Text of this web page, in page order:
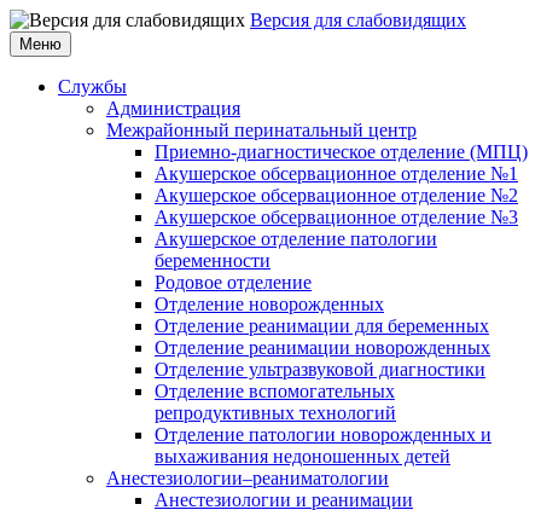
Версия для слабовидящих
Меню
Службы
Администрация
Межрайонный перинатальный центр
Приемно-диагностическое отделение (МПЦ)
Акушерское обсервационное отделение №1
Акушерское обсервационное отделение №2
Акушерское обсервационное отделение №3
Акушерское отделение патологии
беременности
Родовое отделение
Отделение новорожденных
Отделение реанимации для беременных
Отделение реанимации новорожденных
Отделение ультразвуковой диагностики
Отделение вспомогательных
репродуктивных технологий
Отделение патологии новорожденных и
выхаживания недоношенных детей
Анестезиологии–реаниматологии
Анестезиологии и реанимации